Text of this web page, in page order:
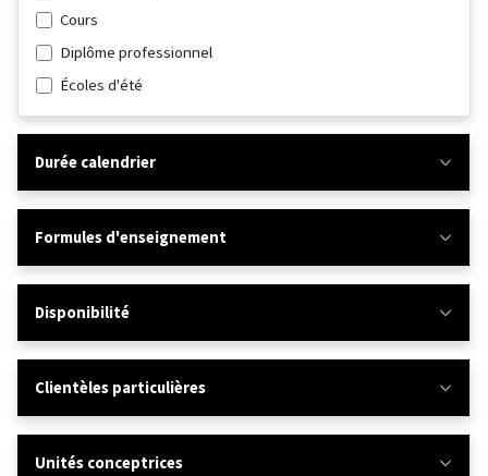
Cours
Diplôme professionnel
Écoles d'été
Durée calendrier
Formules d'enseignement
Disponibilité
Clientèles particulières
Unités conceptrices